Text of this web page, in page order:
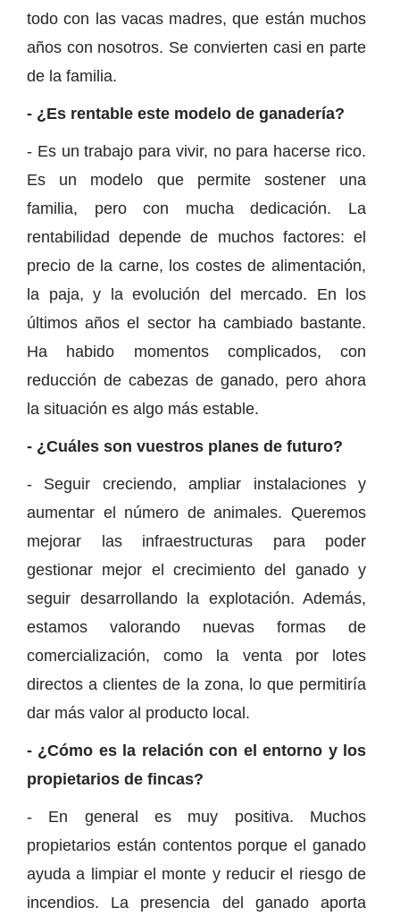
todo con las vacas madres, que están muchos
años con nosotros. Se convierten casi en parte
de la familia.
- ¿Es rentable este modelo de ganadería?
- Es un trabajo para vivir, no para hacerse rico.
Es un modelo que permite sostener una
familia, pero con mucha dedicación. La
rentabilidad depende de muchos factores: el
precio de la carne, los costes de alimentación,
la paja, y la evolución del mercado. En los
últimos años el sector ha cambiado bastante.
Ha habido momentos complicados, con
reducción de cabezas de ganado, pero ahora
la situación es algo más estable.
- ¿Cuáles son vuestros planes de futuro?
- Seguir creciendo, ampliar instalaciones y
aumentar el número de animales. Queremos
mejorar las infraestructuras para poder
gestionar mejor el crecimiento del ganado y
seguir desarrollando la explotación. Además,
estamos valorando nuevas formas de
comercialización, como la venta por lotes
directos a clientes de la zona, lo que permitiría
dar más valor al producto local.
- ¿Cómo es la relación con el entorno y los
propietarios de fincas?
- En general es muy positiva. Muchos
propietarios están contentos porque el ganado
ayuda a limpiar el monte y reducir el riesgo de
incendios. La presencia del ganado aporta